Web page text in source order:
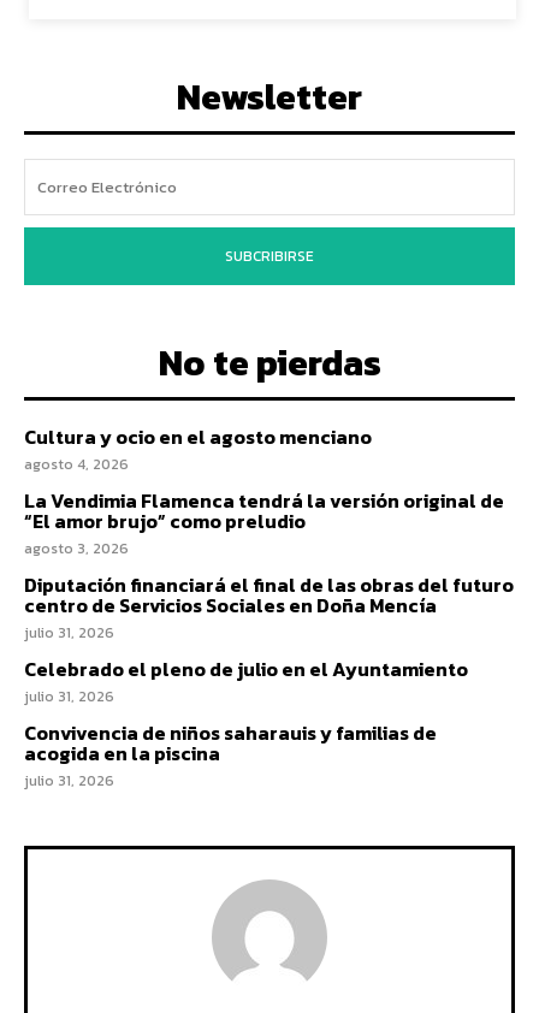
Newsletter
SUBCRIBIRSE
No te pierdas
Cultura y ocio en el agosto menciano
agosto 4, 2026
La Vendimia Flamenca tendrá la versión original de
“El amor brujo” como preludio
agosto 3, 2026
Diputación financiará el final de las obras del futuro
centro de Servicios Sociales en Doña Mencía
julio 31, 2026
Celebrado el pleno de julio en el Ayuntamiento
julio 31, 2026
Convivencia de niños saharauis y familias de
acogida en la piscina
julio 31, 2026